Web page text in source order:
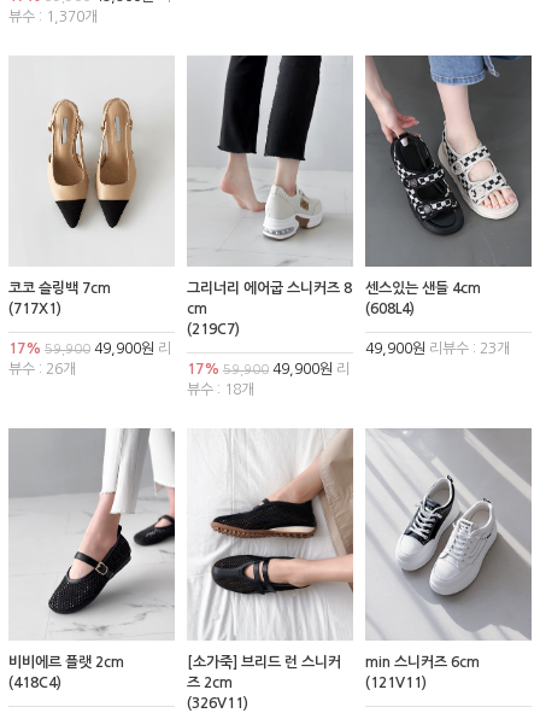
뷰수 : 1,370개
코코 슬링백 7cm
(717X1)
17% 59,900 49,900원 리
뷰수 : 26개
그리너리 에어굽 스니커즈 8
cm
(219C7)
17% 59,90049,900원 리
뷰수 : 18개
센스있는 샌들 4cm
(608L4)
49,900원 리뷰수 : 23개
비비에르 플랫 2cm
(418C4)
[소가죽] 브리드 런 스니커
즈 2cm
(326V11)
min 스니커즈 6cm
(121V11)